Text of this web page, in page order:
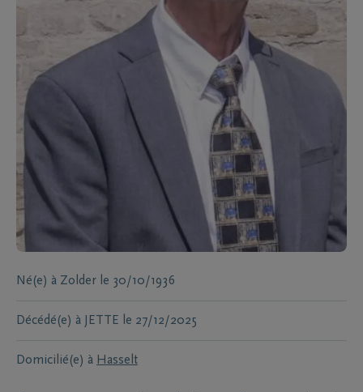
Né(e) à Zolder le 30/10/1936
Décédé(e) à JETTE le 27/12/2025
Domicilié(e) à Hasselt